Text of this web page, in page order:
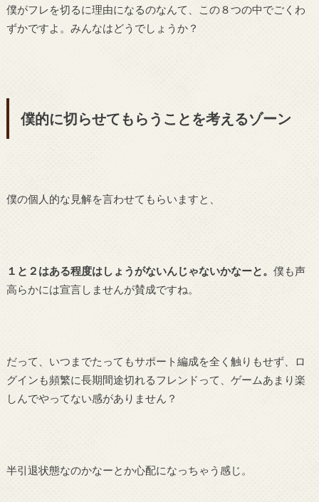
僕がフレを切るに理由になるのなんて、この８つの中でごくわ
ずかですよ。みんなはどうでしょうか？
僕的に切らせてもらうことを考えるゾーン
僕の個人的な見解を言わせてもらいますと、
１と２はある程度はしょうがないんじゃないかなーと。 僕も声
高らかには宣言しませんが賛成ですね。
だって、いつまでたってもサポート編成を全く触りもせず、ロ
グインも頻繁に長期間途切れるフレンドって、ゲームあまり楽
しんでやってない感がありません？
半引退状態なのかなーとか心配になっちゃう感じ。